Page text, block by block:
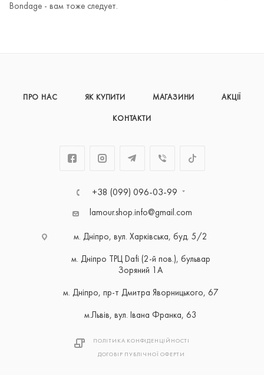
Bondage - вам тоже следует.
ПРО НАС ЯК КУПИТИ МАГАЗИНИ АКЦІЇ
КОНТАКТИ
+38 (099) 096-03-99
lamour.shop.info@gmail.com
м. Дніпро, вул. Харківська, буд. 5/2
м. Дніпро ТРЦ Dafi (2-й пов.), бульвар
Зоряний 1А
м. Дніпро, пр-т Дмитра Яворницького, 67
м.Львів, вул. Івана Франка, 63
ПОЛІТИКА КОНФІДЕНЦІЙНОСТІ
ДОГОВІР ПУБЛІЧНОЇ ОФЕРТИ